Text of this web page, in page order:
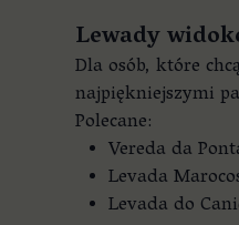
Lewady
Dla osób, które
najpiękniejszymi
Polecane:
Vereda da
Levada
Levada do